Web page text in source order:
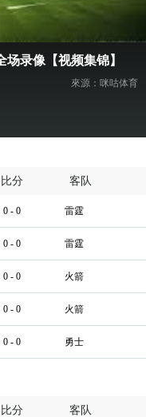
场录像【视频集锦】
來源：咪咕体育
比分 客队
0 - 0 雷霆
0 - 0 雷霆
0 - 0 火箭
0 - 0 火箭
0 - 0 勇士
比分 客队